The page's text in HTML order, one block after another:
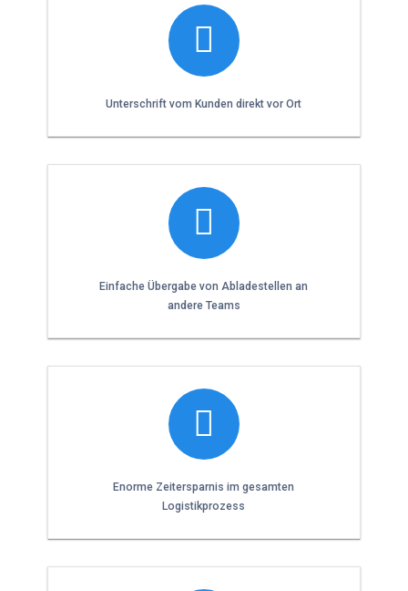
Unterschrift vom Kunden direkt vor Ort
Einfache Übergabe von Abladestellen an
andere Teams
Enorme Zeitersparnis im gesamten
Logistikprozess